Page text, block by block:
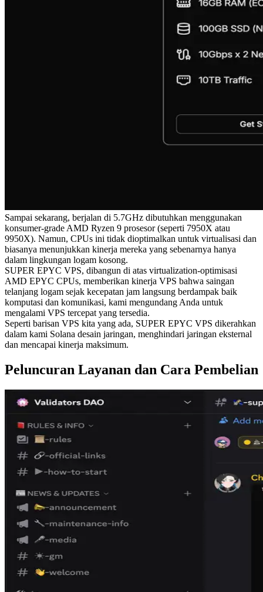
Sampai sekarang, berjalan di 5.7GHz dibutuhkan menggunakan
konsumer-grade AMD Ryzen 9 prosesor (seperti 7950X atau
9950X). Namun, CPUs ini tidak dioptimalkan untuk virtualisasi dan
biasanya menunjukkan kinerja mereka yang sebenarnya hanya
dalam lingkungan logam kosong.
SUPER EPYC VPS, dibangun di atas virtualization-optimisasi
AMD EPYC CPUs, memberikan kinerja VPS bahwa saingan
telanjang logam sejak kecepatan jam langsung berdampak baik
komputasi dan komunikasi, kami mengundang Anda untuk
mengalami VPS tercepat yang tersedia.
Seperti barisan VPS kita yang ada, SUPER EPYC VPS dikerahkan
dalam kami Solana desain jaringan, menghindari jaringan eksternal
dan mencapai kinerja maksimum.
Peluncuran Layanan dan Cara Pembelian